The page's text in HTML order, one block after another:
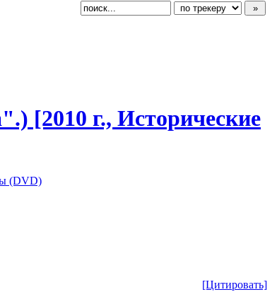
[2010 г., Исторические
(DVD)
[Цитировать]